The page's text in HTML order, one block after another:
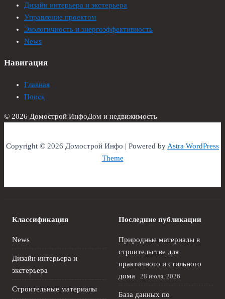
Дизайн интерьера и экстерьера
Управление проектом
Экологичность и энергоэффективность
News
Навигация
Главная
Поиск
© 2026 Домострой ИнфоДом и недвижимость
Copyright © 2026 Домострой Инфо | Powered byAstra WordPress
Theme
Классификация
News
Дизайн интерьера и
экстерьера
Строительные материалы
Последние публикации
Природные материалы в
строительстве для
практичного и стильного
дома
28 июля, 2026
База данных по